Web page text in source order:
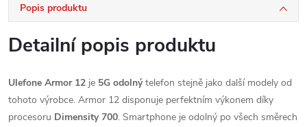
Popis produktu
Detailní popis produktu
Ulefone Armor 12 je 5G odolnýtelefon stejně jako další modely od
tohoto výrobce. Armor 12 disponuje perfektním výkonem díky
procesoru Dimensity 700. Smartphone je odolný po všech směrech